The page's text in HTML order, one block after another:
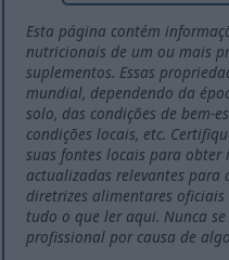
Esta página contém
nutricionais de um ou mais
suplementos. Essas
mundial, dependendo da
solo, das condições de bem-
condições locais, etc.
suas fontes locais para obter
actualizadas relevantes para
diretrizes alimentares oficiais
tudo o que ler aqui. Nunca
profissional por causa de